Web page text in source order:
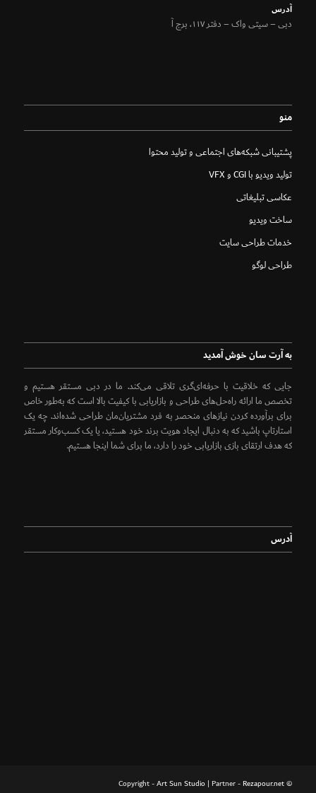
آدرس
دبی – سیتی واک – دفتر ۱۱۷، برج آ
منو
پشتیبانی شبکه‌های اجتماعی و تولید محتوا
تولید ویدیو با CGI و VFX
عکاسی تبلیغاتی
ساخت ویدیو
خدمات طراحی سایت
طراحی لوگو
به آرت سان خوش آمدید
جایی که خلاقیت با حرفه‌ای‌گری تلاقی می‌کند. ما در دبی مستقر هستیم و
تخصص ما ارائه راه‌حل‌های طراحی و بازاریابی با کیفیت بالا است که به‌طور خاص
برای برآورده کردن نیازهای منحصر به فرد مشتریان‌مان طراحی شده‌اند. چه یک
استارتاپ باشید که به دنبال ایجاد هویت برند خود هستید، یا یک کسب‌وکار مستقر
که هدف ارتقای بازی بازاریابی خود را دارد، ما برای شما اینجا هستیم.
آدرس
© Copyright -
Art Sun Studio | Partner - Rezapour.net